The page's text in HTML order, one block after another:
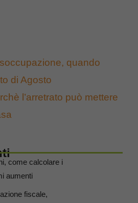
quando
di Agosto
l’arretrato può mettere
come calcolare i
aumenti
fiscale,